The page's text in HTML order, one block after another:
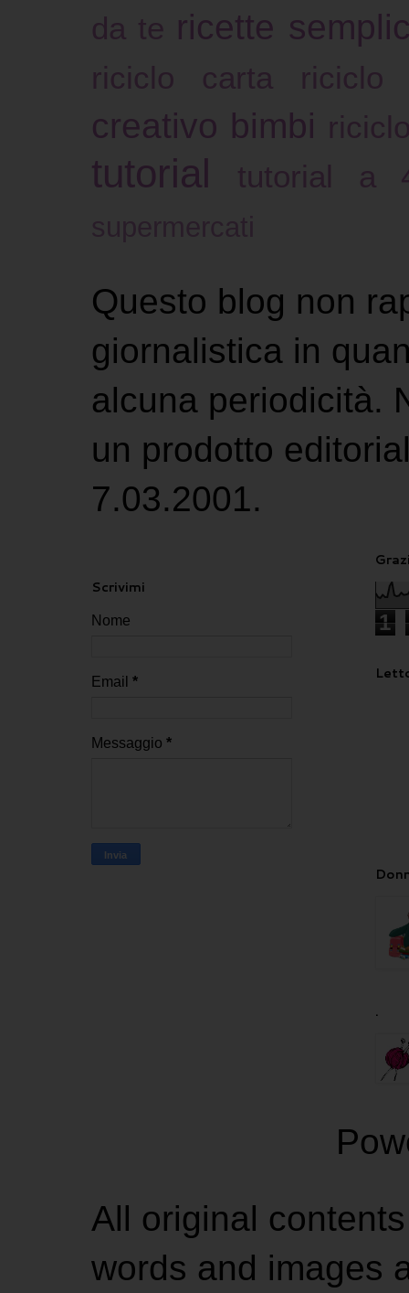
da te ricette
riciclo carta riciclo
creativo bimbi
tutorial tutorial a
Questo blog non
giornalistica in
alcuna periodicità.
un prodotto
7.03.2001.
Scrivimi
Nome
Email *
Messaggio *
1
.
All original
words and images